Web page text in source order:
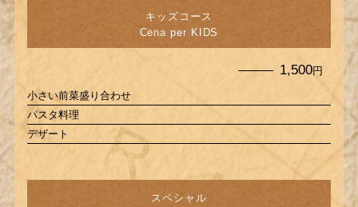
キッズコース
Cena per KIDS
1,500円
小さい前菜盛り合わせ
パスタ料理
デザート
スペシャル